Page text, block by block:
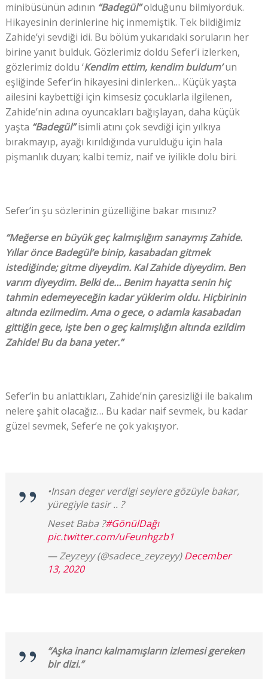
minibüsünün adının “Badegül”olduğunu bilmiyorduk.
Hikayesinin derinlerine hiç inmemiştik. Tek bildiğimiz
Zahide’yi sevdiği idi. Bu bölüm yukarıdaki soruların her
birine yanıt bulduk. Gözlerimiz doldu Sefer’i izlerken,
gözlerimiz doldu ‘Kendim ettim, kendim buldum’un
eşliğinde Sefer’in hikayesini dinlerken… Küçük yaşta
ailesini kaybettiği için kimsesiz çocuklarla ilgilenen,
Zahide’nin adına oyuncakları bağışlayan, daha küçük
yaşta “Badegül”isimli atını çok sevdiği için yılkıya
bırakmayıp, ayağı kırıldığında vurulduğu için hala
pişmanlık duyan; kalbi temiz, naif ve iyilikle dolu biri.
Sefer’in şu sözlerinin güzelliğine bakar mısınız?
“Meğerse en büyük geç kalmışlığım sanaymış Zahide.
Yıllar önce Badegül’e binip, kasabadan gitmek
istediğinde; gitme diyeydim. Kal Zahide diyeydim. Ben
varım diyeydim. Belki de… Benim hayatta senin hiç
tahmin edemeyeceğin kadar yüklerim oldu. Hiçbirinin
altında ezilmedim. Ama o gece, o adamla kasabadan
gittiğin gece, işte ben o geç kalmışlığın altında ezildim
Zahide! Bu da bana yeter.”
Sefer’in bu anlattıkları, Zahide’nin çaresizliği ile bakalım
nelere şahit olacağız… Bu kadar naif sevmek, bu kadar
güzel sevmek, Sefer’e ne çok yakışıyor.
•Insan deger verdigi seylere gözüyle bakar,
yüregiyle tasir .. ?
Neset Baba ?#GönülDağı
pic.twitter.com/uFeunhgzb1
— Zeyzeyy (@sadece_zeyzeyy)December
13, 2020
“Aşka inancı kalmamışların izlemesi gereken
bir dizi.”